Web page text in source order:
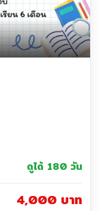
ดูได้ 180 วัน
4,000 บาท